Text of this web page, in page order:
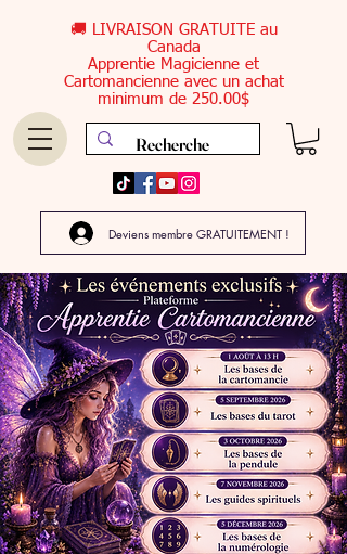
🚚 LIVRAISON GRATUITE au
Canada
Apprentie Magicienne et
Cartomancienne avec un achat
minimum de 250.00$
Deviens membre GRATUITEMENT !